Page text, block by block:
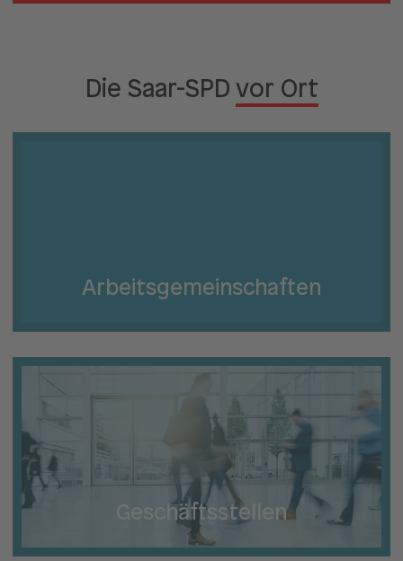
Die Saar-SPD vor Ort
Arbeits­gemeinschaften
Geschäftsstellen